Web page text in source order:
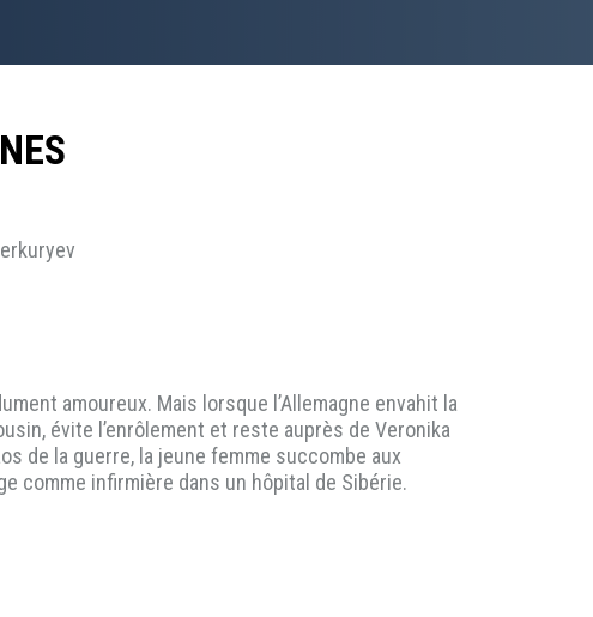
amoureux. Mais lorsque l’Allemagne envahit la
évite l’enrôlement et reste auprès de Veronika
de la guerre, la jeune femme succombe aux
comme infirmière dans un hôpital de Sibérie.